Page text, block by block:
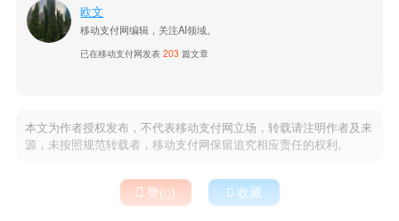
欧文
移动支付网编辑，关注AI领域。
已在移动支付网发表203 篇文章
本文为作者授权发布，不代表移动支付网立场，转载请注明作者及来
源，未按照规范转载者，移动支付网保留追究相应责任的权利。
 赞()  收藏